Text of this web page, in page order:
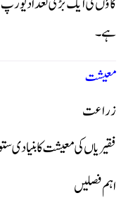
ہے۔
معیشت
زراعت
فقیریاں کی معیشت کا
اہم فصلیں